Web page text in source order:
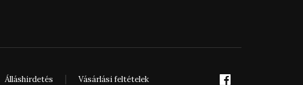
Álláshirdetés Vásárlási feltételek